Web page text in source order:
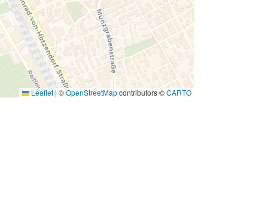
Leaflet | ©OpenStreetMapcontributors ©CARTO